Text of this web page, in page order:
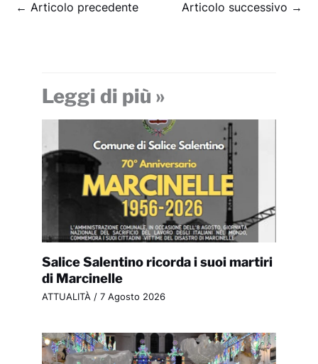
← Articolo precedente Articolo successivo →
Leggi di più »
Salice Salentino ricorda i suoi martiri
di Marcinelle
ATTUALITÀ/ 7 Agosto 2026